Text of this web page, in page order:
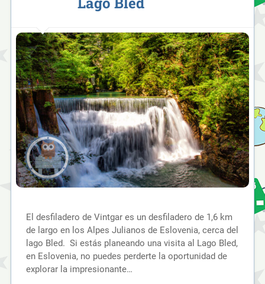
El desfiladero de Vintgar es un desfiladero de 1,6 km
de largo en los Alpes Julianos de Eslovenia, cerca del
lago Bled. Si estás planeando una visita al Lago Bled,
en Eslovenia, no puedes perderte la oportunidad de
explorar la impresionante…